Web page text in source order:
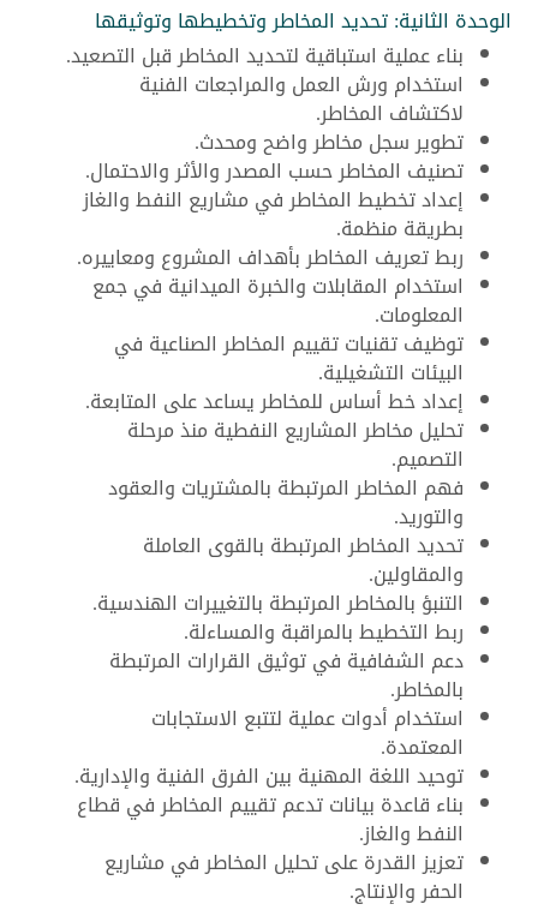
الوحدة الثانية: تحديد المخاطر وتخطيطها وتوثيقها
بناء عملية استباقية لتحديد المخاطر قبل التصعيد.
استخدام ورش العمل والمراجعات الفنية
لاكتشاف المخاطر.
تطوير سجل مخاطر واضح ومحدث.
تصنيف المخاطر حسب المصدر والأثر والاحتمال.
إعداد تخطيط المخاطر في مشاريع النفط والغاز
بطريقة منظمة.
ربط تعريف المخاطر بأهداف المشروع ومعاييره.
استخدام المقابلات والخبرة الميدانية في جمع
المعلومات.
توظيف تقنيات تقييم المخاطر الصناعية في
البيئات التشغيلية.
إعداد خط أساس للمخاطر يساعد على المتابعة.
تحليل مخاطر المشاريع النفطية منذ مرحلة
التصميم.
فهم المخاطر المرتبطة بالمشتريات والعقود
والتوريد.
تحديد المخاطر المرتبطة بالقوى العاملة
والمقاولين.
التنبؤ بالمخاطر المرتبطة بالتغييرات الهندسية.
ربط التخطيط بالمراقبة والمساءلة.
دعم الشفافية في توثيق القرارات المرتبطة
بالمخاطر.
استخدام أدوات عملية لتتبع الاستجابات
المعتمدة.
توحيد اللغة المهنية بين الفرق الفنية والإدارية.
بناء قاعدة بيانات تدعم تقييم المخاطر في قطاع
النفط والغاز.
تعزيز القدرة على تحليل المخاطر في مشاريع
الحفر والإنتاج.